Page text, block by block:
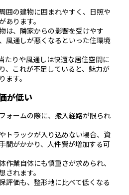
囲の建物に囲まれやすく、日照や
あります。
は、隣家からの影響を受けやす
風通しが悪くなるといった住環境
たりや風通しは快適な居住空間に
、これが不足していると、魅力が
ます。
が低い
ォームの際に、搬入経路が限られ
トラックが入り込めない場合、資
間がかかり、人件費が増加する可
作業自体にも慎重さが求められ、
されます。
評価も、整形地に比べて低くなる